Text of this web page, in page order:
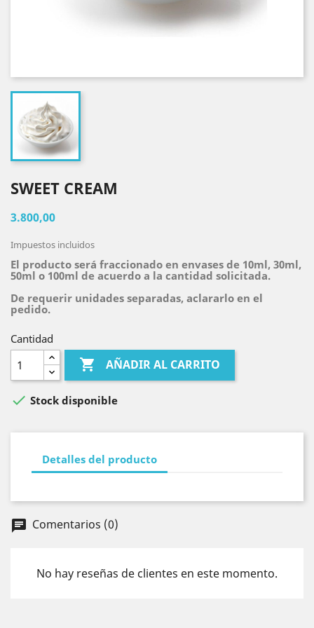
SWEET CREAM
3.800,00
Impuestos incluidos
El producto será fraccionado en envases de 10ml, 30ml,
50ml o 100ml de acuerdo a la cantidad solicitada.
De requerir unidades separadas, aclararlo en el
pedido.
Cantidad
 AÑADIR AL CARRITO
 Stock disponible
Detalles del producto
chat Comentarios (0)
No hay reseñas de clientes en este momento.